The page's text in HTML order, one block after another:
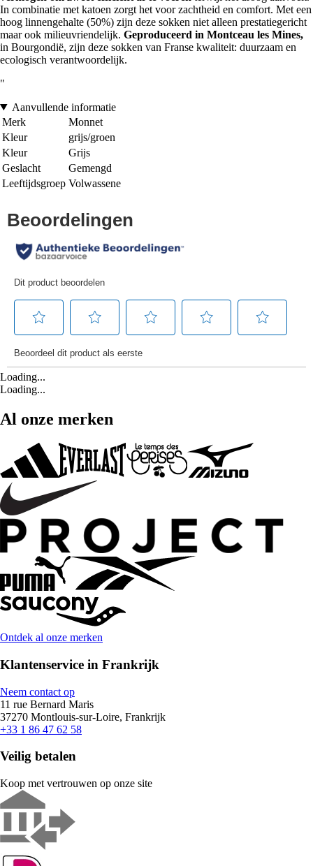
In combinatie met katoen zorgt het voor zachtheid en comfort. Met een
hoog linnengehalte (50%) zijn deze sokken niet alleen prestatiegericht
maar ook milieuvriendelijk. Geproduceerd in Montceau les Mines,
in Bourgondië, zijn deze sokken van Franse kwaliteit: duurzaam en
ecologisch verantwoordelijk.
"
Aanvullende informatie
Merk
Monnet
Kleur
grijs/groen
Kleur
Grijs
Geslacht
Gemengd
Leeftijdsgroep Volwassene
Loading...
Loading...
Al onze merken
Ontdek al onze merken
Klantenservice in Frankrijk
Neem contact op
11 rue Bernard Maris
37270 Montlouis-sur-Loire, Frankrijk
+33 1 86 47 62 58
Veilig betalen
Koop met vertrouwen op onze site